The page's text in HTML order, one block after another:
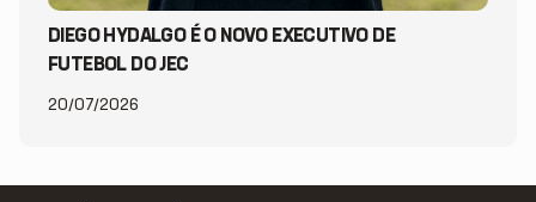
DIEGO HYDALGO É O NOVO EXECUTIVO DE
FUTEBOL DO JEC
20/07/2026